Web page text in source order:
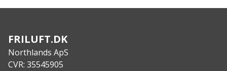
FRILUFT.DK
Northlands ApS
CVR: 35545905